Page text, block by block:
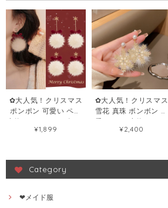
✿大人気！クリスマス
ポンポン 可愛い ペア
小物 レディース ピアス
orイヤリング68887821
¥1,899
✿大人気！クリスマス
雪花 真珠 ボンボン 可
愛い ペア 小物 レディ
ース ピアス69560450
¥2,400
Category
❤メイド服